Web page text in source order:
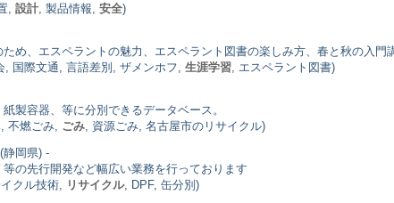
, 設計 , 製品情報, 安全)
め、エスペラントの魅力、エスペラント図書の楽しみ方、春と秋の入門
, 国際文通, 言語差別, ザメンホフ, 生涯学習 , エスペラント図書)
製容器、等に分別できるデータベース。
不燃ごみ, ごみ , 資源ごみ, 名古屋市のリサイクル)
(静岡県) -
の先行開発など幅広い業務を行っております
イクル技術, リサイクル, DPF, 缶分別)